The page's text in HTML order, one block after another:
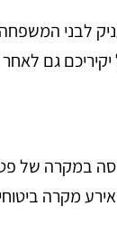
לבני
גם לאחר
במקרה של
מקרה